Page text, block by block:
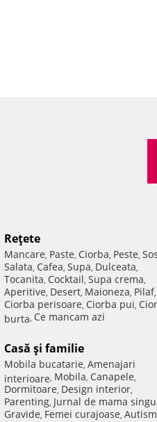
Reţete
Mancare, Paste, Ciorba, Peste, Sos
Salata, Cafea, Supa, Dulceata,
Tocanita, Cocktail, Supa crema,
Aperitive, Desert, Maioneza, Pilaf,
Ciorba perisoare, Ciorba pui,
burta, Ce mancam azi
Casă şi familie
Mobila bucatarie, Amenajari
interioare, Mobila, Canapele,
Dormitoare, Design interior,
Parenting, Jurnal de mama
Gravide, Femei curajoase, Autism